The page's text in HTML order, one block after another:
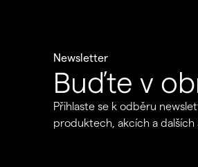
Newsletter
Buďte v
Přihlaste se k odběru
produktech, akcích a dalších